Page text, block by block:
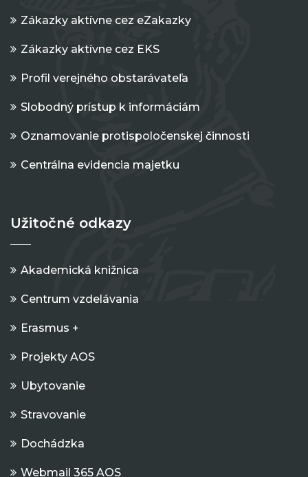
Zákazky aktívne cez eZakazky
Zákazky aktívne cez EKS
Profil verejného obstarávateľa
Slobodný prístup k informáciám
Oznamovanie protispoločenskej činnosti
Centrálna evidencia majetku
Užitočné odkazy
Akademická knižnica
Centrum vzdelávania
Erasmus +
Projekty AOS
Ubytovanie
Stravovanie
Dochádzka
Webmail 365 AOS